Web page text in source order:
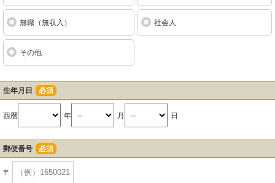
無職（無収入） 社会人
その他
生年月日 必須
西暦 年 月 日
郵便番号 必須
〒